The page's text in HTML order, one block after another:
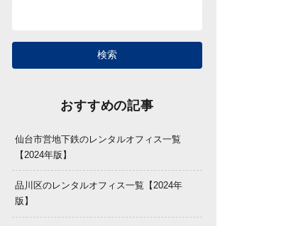
おすすめの記事
仙台市営地下鉄のレンタルオフィス一覧
【2024年版】
品川区のレンタルオフィス一覧【2024年
版】